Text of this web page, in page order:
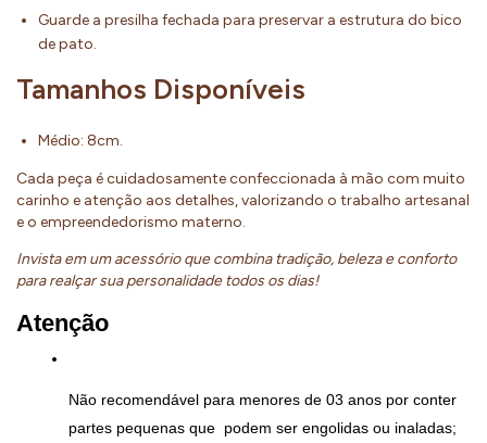
Guarde a presilha fechada para preservar a estrutura do bico
de pato.
Tamanhos Disponíveis
Médio: 8cm.
Cada peça é cuidadosamente confeccionada à mão com muito
carinho e atenção aos detalhes, valorizando o trabalho artesanal
e o empreendedorismo materno.
Invista em um acessório que combina tradição, beleza e conforto
para realçar sua personalidade todos os dias!
Atenção
Não recomendável para menores de 03 anos por conter
partes pequenas que  podem ser engolidas ou inaladas;